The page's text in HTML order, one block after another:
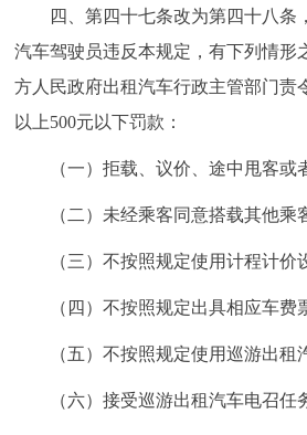
四、第四十七条改为第四十八条
汽车驾驶员违反本规定，有下列情形
方人民政府出租汽车行政主管部门责
以上500元以下罚款：
（一）拒载、议价、途中甩客或
（二）未经乘客同意搭载其他乘
（三）不按照规定使用计程计价
（四）不按照规定出具相应车费
（五）不按照规定使用巡游出租
（六）接受巡游出租汽车电召任